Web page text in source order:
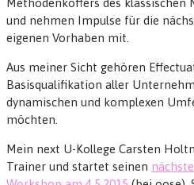
Methodenkoffers des klassischen
und nehmen Impulse für die
eigenen Vorhaben mit.
Aus meiner Sicht gehören
Basisqualifikation aller
dynamischen und komplexen
möchten.
Mein next U-Kollege Carsten
Trainer und startet seinen